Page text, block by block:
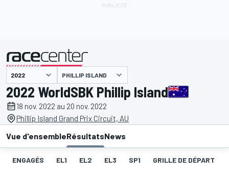
présenté par PHILLIP ISLAND
2022 WorldSBK Phillip Island
18 nov. 2022 au 20 nov. 2022
Phillip Island Grand Prix Circuit, AU
Vue d'ensembleRésultatsNews
ENGAGÉS EL1 EL2 EL3 SP1 GRILLE DE DÉPART